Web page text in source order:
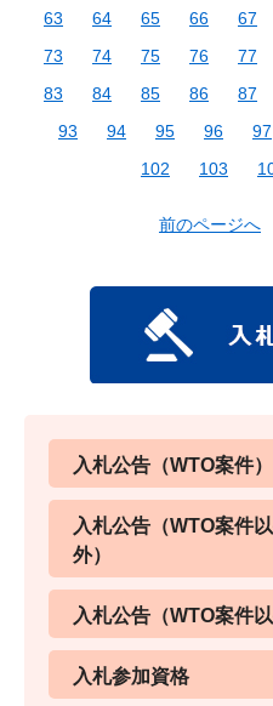
63
64 65 66 67
73
74 75 76 77
83
84 85 86 87
93
94 95 96 97
102
103
前のページへ
入札公告（WTO案件）
入札公告（WTO案件
外）
入札公告（WTO案件
入札参加資格